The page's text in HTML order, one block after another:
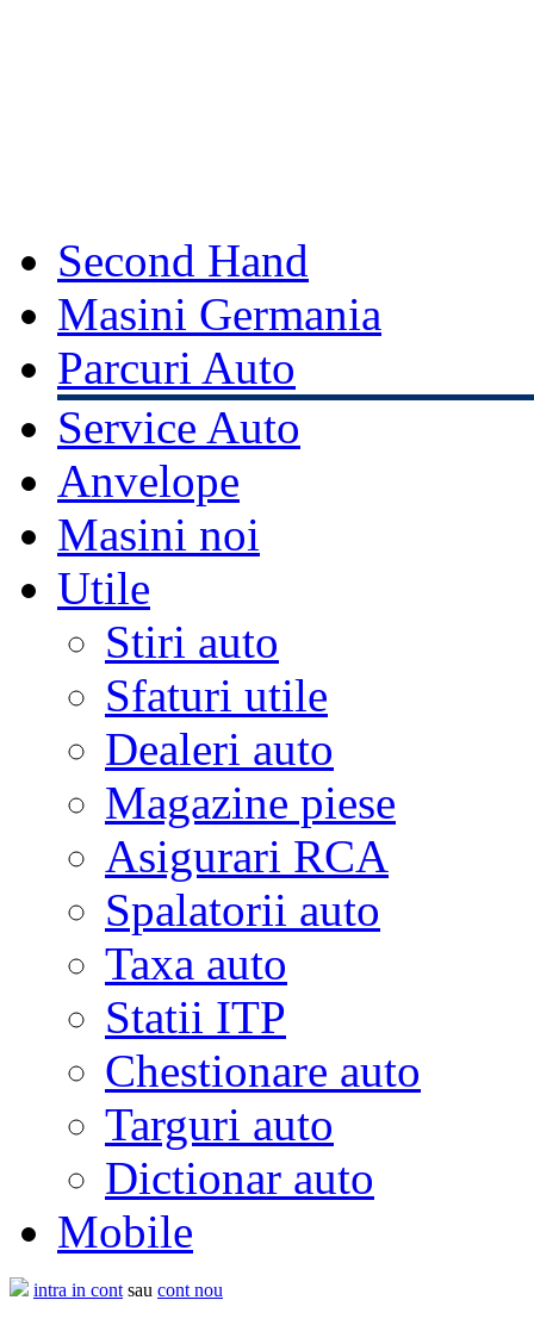
Second Hand
Masini Germania
Parcuri Auto
Service Auto
Anvelope
Masini noi
Utile
Stiri auto
Sfaturi utile
Dealeri auto
Magazine piese
Asigurari RCA
Spalatorii auto
Taxa auto
Statii ITP
Chestionare auto
Targuri auto
Dictionar auto
Mobile
intra in cont sau cont nou